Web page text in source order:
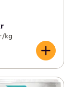
/kg